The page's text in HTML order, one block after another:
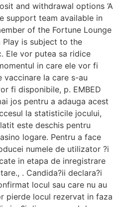
and withdrawal options ‘A
support team available in
of the Fortune Lounge
is subject to the
Ele vor putea sa ridice
in care ele vor fi
la care s-au
fi disponibile, p. EMBED
jos pentru a adauga acest
la statisticile jocului,
este deschis pentru
logare. Pentru a face
numele de utilizator ?i
in etapa de inregistrare
. Candida?ii declara?i
locul sau care nu au
pierde locul rezervat in faza